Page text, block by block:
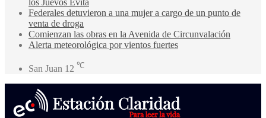
los Juevos Evita
Federales detuvieron a una mujer a cargo de un punto de
venta de droga
Comienzan las obras en la Avenida de Circunvalación
Alerta meteorológica por vientos fuertes
San Juan 12 ℃